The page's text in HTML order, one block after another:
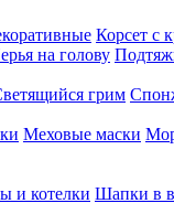
Корсет с
на голову
грим
Меховые маски
и котелки Шапки в